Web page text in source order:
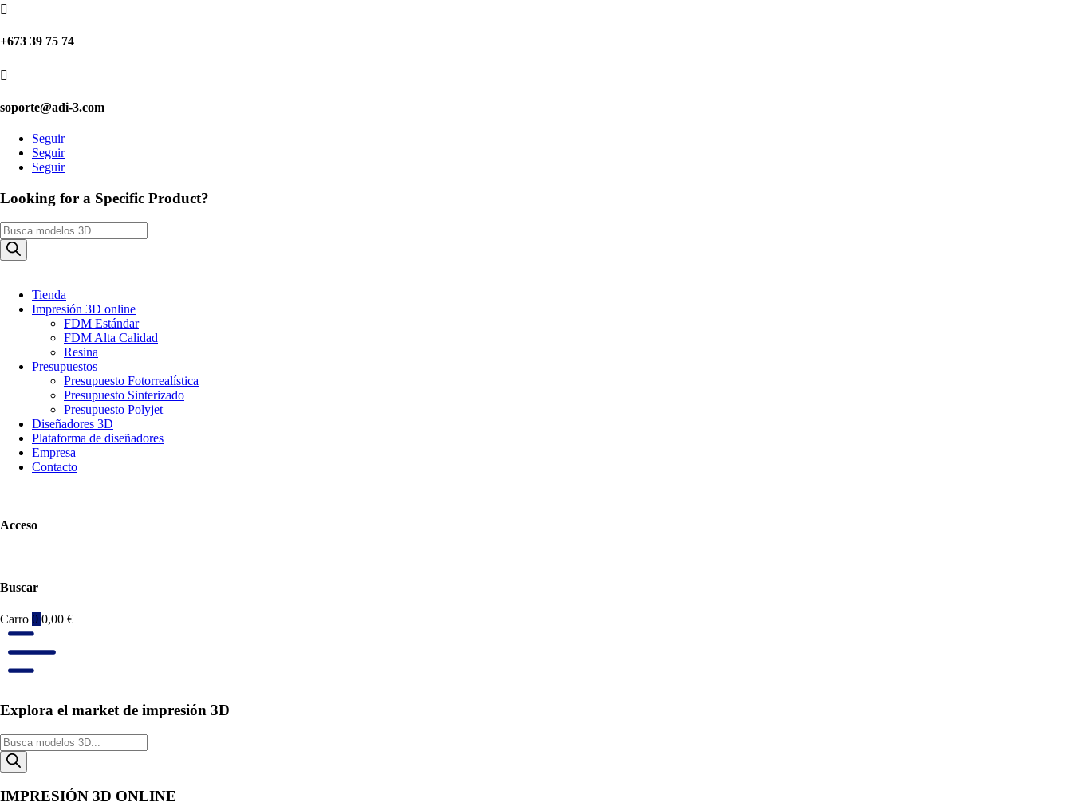

+673 39 75 74

soporte@adi-3.com
Seguir
Seguir
Seguir
Looking for a Specific Product?
Búsqueda
de
productos
Tienda
Impresión 3D online
FDM Estándar
FDM Alta Calidad
Resina
Presupuestos
Presupuesto Fotorrealística
Presupuesto Sinterizado
Presupuesto Polyjet
Diseñadores 3D
Plataforma de diseñadores
Empresa
Contacto
Acceso
Buscar
Carro 0 0,00 €
Explora el market de impresión 3D
Búsqueda
de
productos
IMPRESIÓN 3D ONLINE